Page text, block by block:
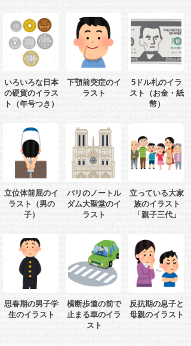
いろいろな日本
の硬貨のイラス
ト（年号つき）
下顎前突症のイ
ラスト
5ドル札のイラ
スト（お金・紙
幣）
立位体前屈のイ
ラスト（男の
子）
パリのノートル
ダム大聖堂のイ
ラスト
立っている大家
族のイラスト
「親子三代」
思春期の男子学
生のイラスト
横断歩道の前で
止まる車のイラ
スト
反抗期の息子と
母親のイラスト